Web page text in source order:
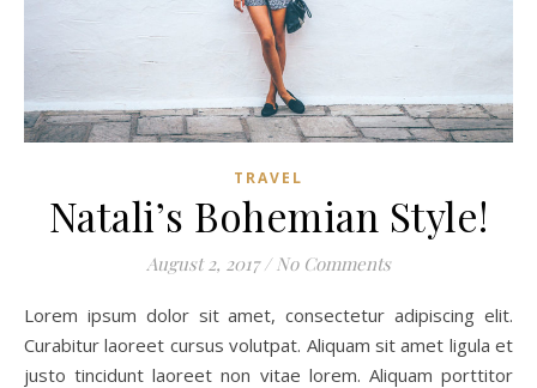
TRAVEL
Natali’s Bohemian Style!
August 2, 2017 / No Comments
Lorem ipsum dolor sit amet, consectetur adipiscing elit.
Curabitur laoreet cursus volutpat. Aliquam sit amet ligula et
justo tincidunt laoreet non vitae lorem. Aliquam porttitor